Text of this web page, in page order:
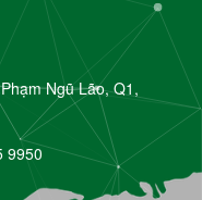
Ngũ Lão, Q1,
9950